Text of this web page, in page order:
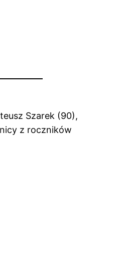
Szarek (90),
z roczników